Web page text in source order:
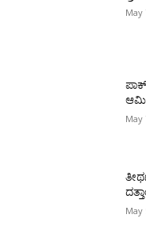
May
May
May